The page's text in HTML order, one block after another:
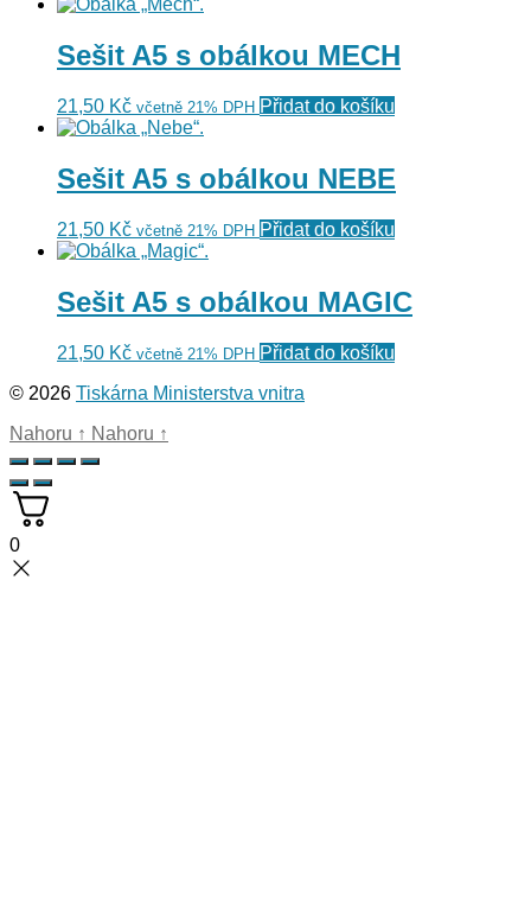
Sešit A5 s obálkou MECH
21,50 Kč včetně 21% DPH Přidat do košíku
Sešit A5 s obálkou NEBE
21,50 Kč včetně 21% DPH Přidat do košíku
Sešit A5 s obálkou MAGIC
21,50 Kč včetně 21% DPH Přidat do košíku
© 2026 Tiskárna Ministerstva vnitra
Nahoru ↑ Nahoru ↑
0